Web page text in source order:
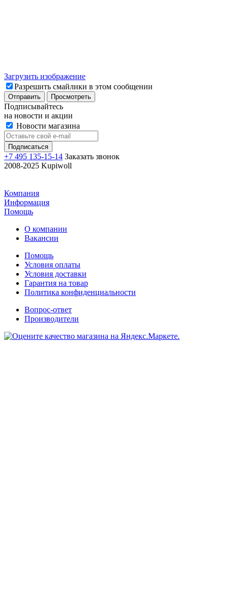
Загрузить изображение
Разрешить смайлики в этом сообщении
Подписывайтесь
на новости и акции
Новости магазина
+7 495 135-15-14 Заказать звонок
2008-2025 Kupiwoll
Компания
Информация
Помощь
О компании
Вакансии
Помощь
Условия оплаты
Условия доставки
Гарантия на товар
Политика конфиденциальности
Вопрос-ответ
Производители